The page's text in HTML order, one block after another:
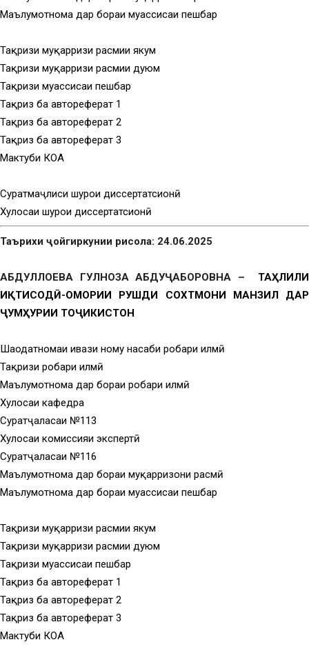
Маълумотнома дар бораи муассисаи пешбар
Тақризи муқарризи расмии якум
Тақризи муқарризи расмии дуюм
Тақризи муассисаи пешбар
Тақриз ба автореферат 1
Тақриз ба автореферат 2
Тақриз ба автореферат 3
Мактуби КОА
Суратмаҷлиси шурои диссертатсионӣ
Хулосаи шурои диссертатсионӣ
Таърихи ҷойгиркунии рисола: 24.06.2025
АБДУЛЛОЕВА ГУЛНОЗА АБДУҶАБОРОВНА –
ТАҲЛИЛИ
ИҚТИСОДӢ-ОМОРИИ РУШДИ СОХТМОНИ МАНЗИЛ ДАР
ҶУМҲУРИИ ТОҶИКИСТОН
Шаҳодатномаи ивази ному насаби роҳбари илмӣ
Тақризи роҳбари илмӣ
Маълумотнома дар бораи роҳбари илмӣ
Хулосаи кафедра
Суратҷаласаи №113
Хулосаи комиссияи экспертӣ
Суратҷаласаи №116
Маълумотнома дар бораи муқарризони расмӣ
Маълумотнома дар бораи муассисаи пешбар
Тақризи муқарризи расмии якум
Тақризи муқарризи расмии дуюм
Тақризи муассисаи пешбар
Тақриз ба автореферат 1
Тақриз ба автореферат 2
Тақриз ба автореферат 3
Мактуби КОА